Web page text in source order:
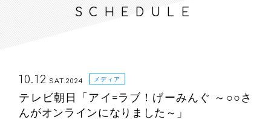
SCHEDULE
10.12 SAT.2024 メディア
テレビ朝日「アイ=ラブ！げーみんぐ ～○○さ
んがオンラインになりました～」